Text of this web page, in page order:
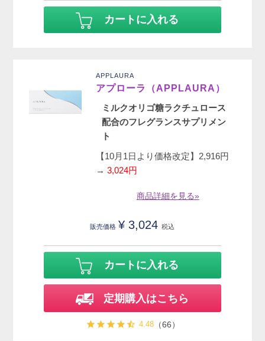
カートに入れる
APPLAURA
アプローラ（APPLAURA）
ミルクオリゴ糖ラクチュロース
配合のフレグランスサプリメン
ト
【10月1日より価格改定】2,916円
→3,024円
商品詳細を見る»
販売価格 ¥ 3,024 税込
カートに入れる
定期購入はこちら
4.48（66）